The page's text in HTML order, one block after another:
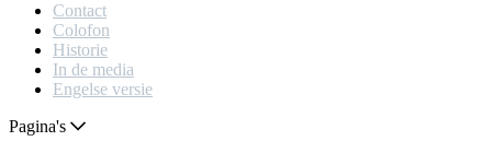
Contact
Colofon
Historie
In de media
Engelse versie
Pagina's